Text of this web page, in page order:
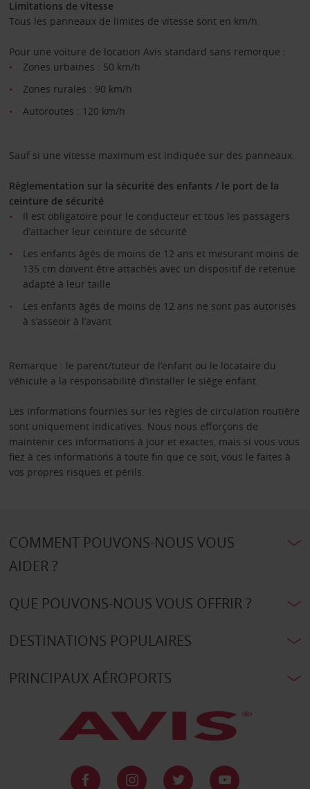
Limitations de vitesse
Tous les panneaux de limites de vitesse sont en km/h.
Pour une voiture de location Avis standard sans remorque :
Zones urbaines : 50 km/h
Zones rurales : 90 km/h
Autoroutes : 120 km/h
Sauf si une vitesse maximum est indiquée sur des panneaux.
Règlementation sur la sécurité des enfants / le port de la
ceinture de sécurité
Il est obligatoire pour le conducteur et tous les passagers
d’attacher leur ceinture de sécurité
Les enfants âgés de moins de 12 ans et mesurant moins de
135 cm doivent être attachés avec un dispositif de retenue
adapté à leur taille
Les enfants âgés de moins de 12 ans ne sont pas autorisés
à s’asseoir à l’avant
Remarque : le parent/tuteur de l’enfant ou le locataire du
véhicule a la responsabilité d’installer le siège enfant.
Les informations fournies sur les règles de circulation routière
sont uniquement indicatives. Nous nous efforçons de
maintenir ces informations à jour et exactes, mais si vous vous
fiez à ces informations à toute fin que ce soit, vous le faites à
vos propres risques et périls.
COMMENT POUVONS-NOUS VOUS
AIDER ?
QUE POUVONS-NOUS VOUS OFFRIR ?
DESTINATIONS POPULAIRES
PRINCIPAUX AÉROPORTS